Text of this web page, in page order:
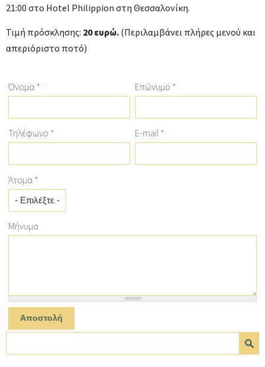
21:00 στο Hotel Philippion στη Θεσσαλονίκη.
Τιμή πρόσκλησης: 20 ευρώ. (Περιλαμβάνει πλήρες μενού και
απεριόριστο ποτό)
Όνομα * Επώνυμο *
Τηλέφωνο * E-mail *
Άτομα *
Μήνυμα
Φόρμα αναζήτησης